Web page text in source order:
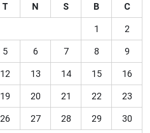
T N S B C
1 2
5 6 7 8 9
12 13 14 15 16
19 20 21 22 23
26 27 28 29 30